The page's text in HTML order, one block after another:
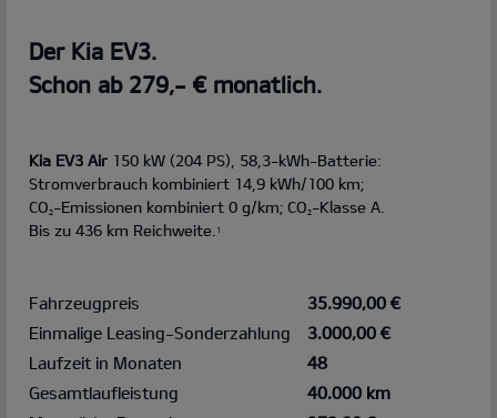
Der Kia EV3.
Schon ab 279,- € monatlich.
Kia EV3 Air 150 kW (204 PS), 58,3-kWh-Batterie:
Stromverbrauch kombiniert 14,9 kWh/100 km;
CO2-Emissionen kombiniert 0 g/km; CO2-Klasse A.
Bis zu 436 km Reichweite. 1
Fahrzeugpreis
35.990,00 €
Einmalige Leasing-Sonderzahlung
3.000,00 €
Laufzeit in Monaten
48
Gesamtlaufleistung
40.000 km